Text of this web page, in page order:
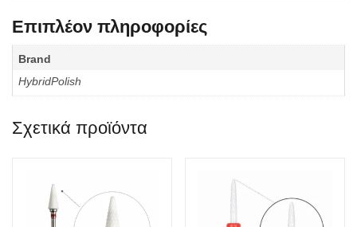
Επιπλέον πληροφορίες
Brand
HybridPolish
Σχετικά προϊόντα